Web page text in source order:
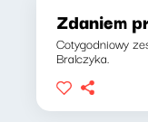
Zdaniem
Cotygodniowy
Bralczyka.